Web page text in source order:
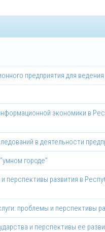
предприятия для
экономики в
в деятельности
городе"
перспективы развития в
проблемы и перспективы
и перспективы ее